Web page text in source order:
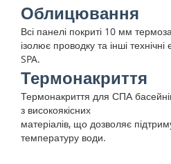
Облицювання
Всі панелі покриті 10 мм
ізолює проводку та інші
SPA.
Термонакриття
Термонакриття для СПА
з високоякісних
матеріалів, що дозволяє
температуру води.